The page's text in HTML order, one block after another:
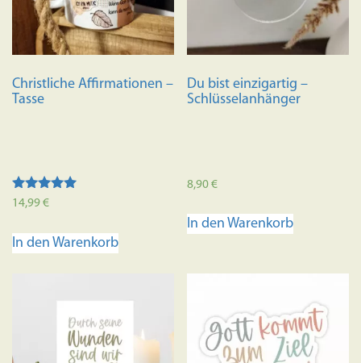
können
auf
der
gewählt
Christliche Affirmationen –
Tasse
Bewertet mit
14,99€
In den Warenkorb
Du bist einzigartig –
Schlüsselanhänger
8,90€
In den Warenkorb